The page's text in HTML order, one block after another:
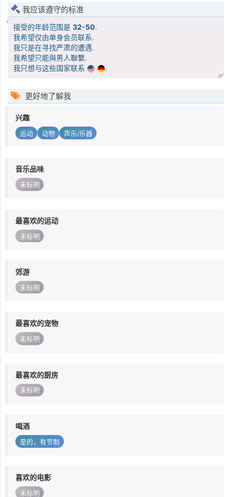
我应该遵守的标准
接受的年龄范围是 32-50.
我希望仅由单身会员联系.
我只是在寻找严肃的遭遇.
我希望只能與男人聯繫.
我只想与这些国家联系
.
更好地了解我
兴趣
运动 动物 声乐/乐器
音乐品味
未标明
最喜欢的运动
未标明
郊游
未标明
最喜欢的宠物
未标明
最喜欢的厨房
未标明
喝酒
是的，有节制
喜欢的电影
未标明